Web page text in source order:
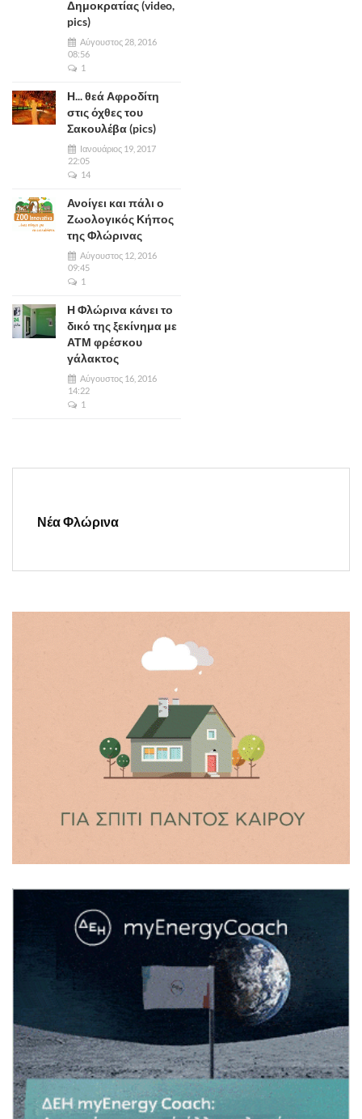
Δημοκρατίας (video,
pics)
Αύγουστος 28, 2016
08:56
1
Η... θεά Αφροδίτη
στις όχθες του
Σακουλέβα (pics)
Ιανουάριος 19, 2017
22:05
14
Ανοίγει και πάλι ο
Ζωολογικός Κήπος
της Φλώρινας
Αύγουστος 12, 2016
09:45
1
Η Φλώρινα κάνει το
δικό της ξεκίνημα με
ΑΤΜ φρέσκου
γάλακτος
Αύγουστος 16, 2016
14:22
1
Νέα Φλώρινα